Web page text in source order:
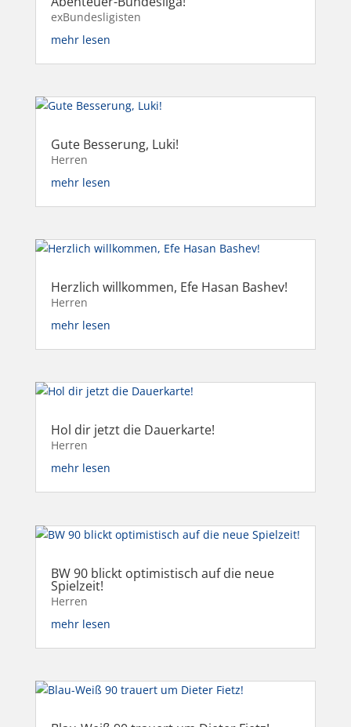
exBundesligisten
mehr lesen
Gute Besserung, Luki!
Herren
mehr lesen
Herzlich willkommen, Efe Hasan Bashev!
Herren
mehr lesen
Hol dir jetzt die Dauerkarte!
Herren
mehr lesen
BW 90 blickt optimistisch auf die neue
Spielzeit!
Herren
mehr lesen